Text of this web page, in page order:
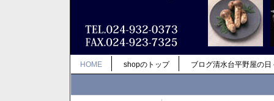
HOME shopのトップ ブログ清水台平野屋の日